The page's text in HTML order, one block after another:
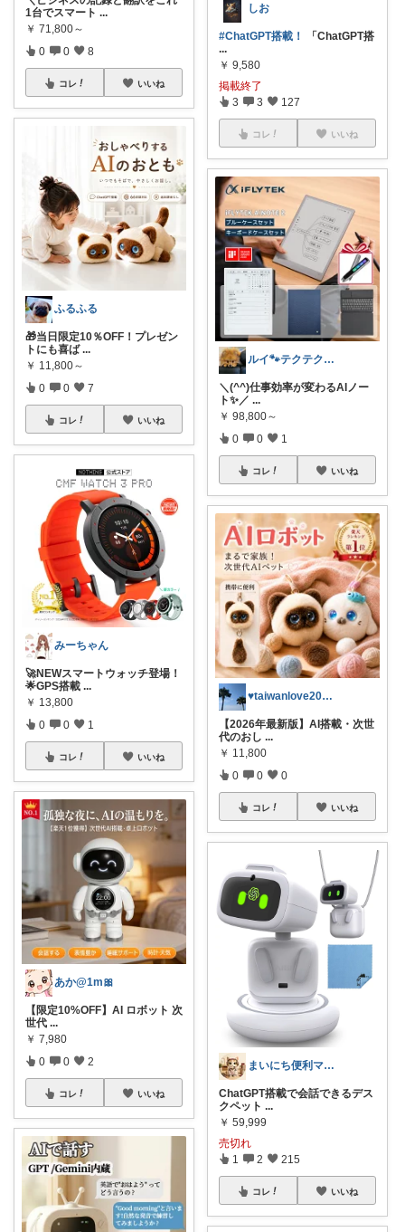
1台でスマート ...
￥ 71,800～
0 0 8
コレ いいね
ふるふる
🎁当日限定10％OFF！プレゼン
トにも喜ば ...
￥ 11,800～
0 0 7
コレ いいね
みーちゃん
🚀NEWスマートウォッチ登場！
🌟GPS搭載 ...
￥ 13,800
0 0 1
コレ いいね
あか@1m🎀
【限定10%OFF】AI ロボット 次
世代 ...
￥ 7,980
0 0 2
コレ いいね
しお
#ChatGPT搭載！
「ChatGPT搭
...
￥ 9,580
掲載終了
3 3 127
コレ いいね
ルイ🐾テクテク紹介隊
＼(^^)仕事効率が変わるAIノー
ト✨／ ...
￥ 98,800～
0 0 1
コレ いいね
♥taiwanlove2026♥
【2026年最新版】AI搭載・次世
代のおし ...
￥ 11,800
0 0 0
コレ いいね
まいにち便利マーケット
ChatGPT搭載で会話できるデス
クペット ...
￥ 59,999
売切れ
1 2 215
コレ いいね